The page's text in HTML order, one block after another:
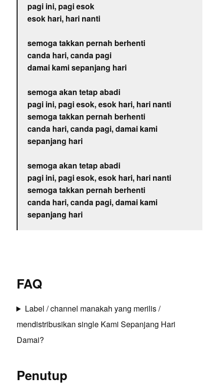
pagi ini, pagi esok
esok hari, hari nanti
semoga takkan pernah berhenti
canda hari, canda pagi
damai kami sepanjang hari
semoga akan tetap abadi
pagi ini, pagi esok, esok hari, hari nanti
semoga takkan pernah berhenti
canda hari, canda pagi, damai kami
sepanjang hari
semoga akan tetap abadi
pagi ini, pagi esok, esok hari, hari nanti
semoga takkan pernah berhenti
canda hari, canda pagi, damai kami
sepanjang hari
FAQ
Label / channel manakah yang merilis /
mendistribusikan single Kami Sepanjang Hari
Damai?
Penutup